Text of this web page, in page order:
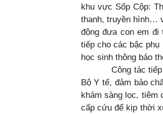
khu vực Sốp Cộp:
thanh, truyền hình…
động đưa con em
tiếp cho các bậc
học sinh thông báo
Công tác tiếp
Bộ Y tế, đảm bảo
khám sàng lọc, tiêm
cấp cứu để kịp thời